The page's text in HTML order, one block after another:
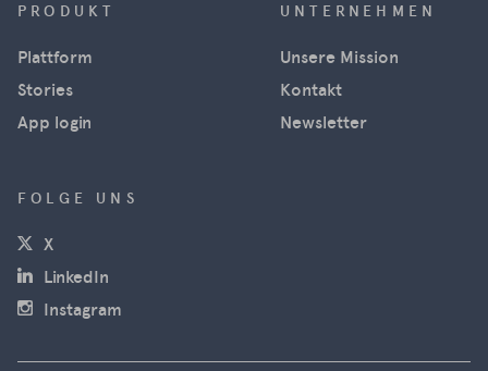
PRODUKT
Plattform
Stories
App login
UNTERNEHMEN
Unsere Mission
Kontakt
Newsletter
FOLGE UNS
X(öffnet in neuem Fenster)
LinkedIn
Instagram